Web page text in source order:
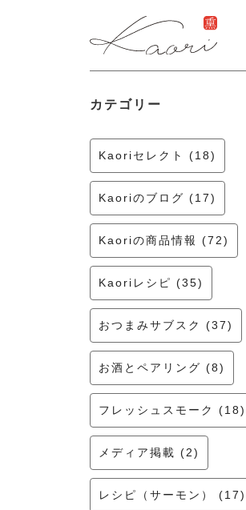
ギフトセット
漢魂（かんたま）
Ocean Rich
ラッピング
特集・期間限定セール
カテゴリー
Kaoriセレクト (18)
Kaoriのブログ (17)
Kaoriの商品情報 (72)
Kaoriレシピ (35)
おつまみサブスク (37)
お酒とペアリング (8)
フレッシュスモーク (18)
メディア掲載 (2)
レシピ（サーモン） (17)